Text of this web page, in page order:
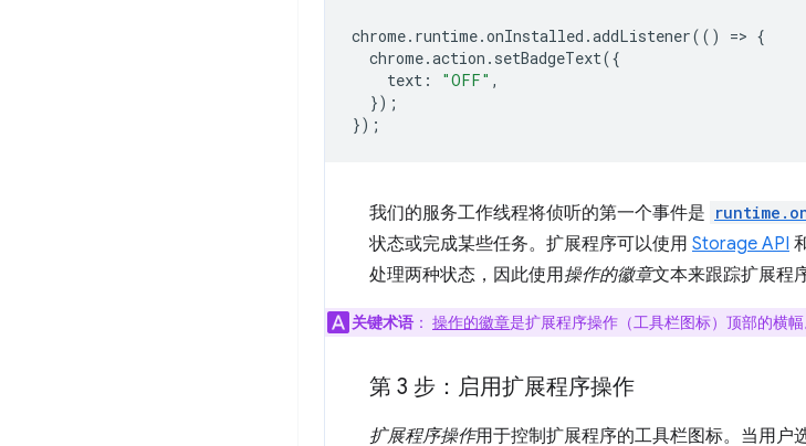
chrome. runtime.onInstalled .addListener(() => {
chrome.action . setBadgeText({
text : "OFF" ,
});
});
我们的服务工作线程将侦听的第一个事件是
状态或完成某些任务。扩展程序可以使用 Storage API
处理两种状态，因此使用操作的徽章文本来跟踪扩展程
关键术语 ： 操作的徽章是扩展程序操作（工具栏图标）顶部的横幅
第 3 步：启用扩展程序操作
扩展程序操作用于控制扩展程序的工具栏图标。当用户